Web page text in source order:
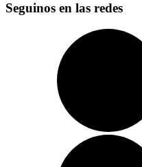
Seguinos en las redes